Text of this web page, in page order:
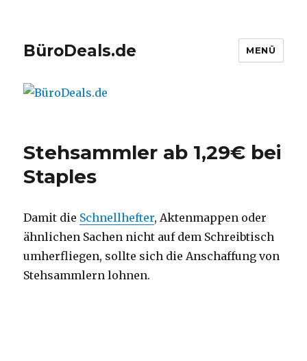
BüroDeals.de MENÜ
Stehsammler ab 1,29€ bei
Staples
Damit die Schnellhefter, Aktenmappen oder
ähnlichen Sachen nicht auf dem Schreibtisch
umherfliegen, sollte sich die Anschaffung von
Stehsammlern lohnen.